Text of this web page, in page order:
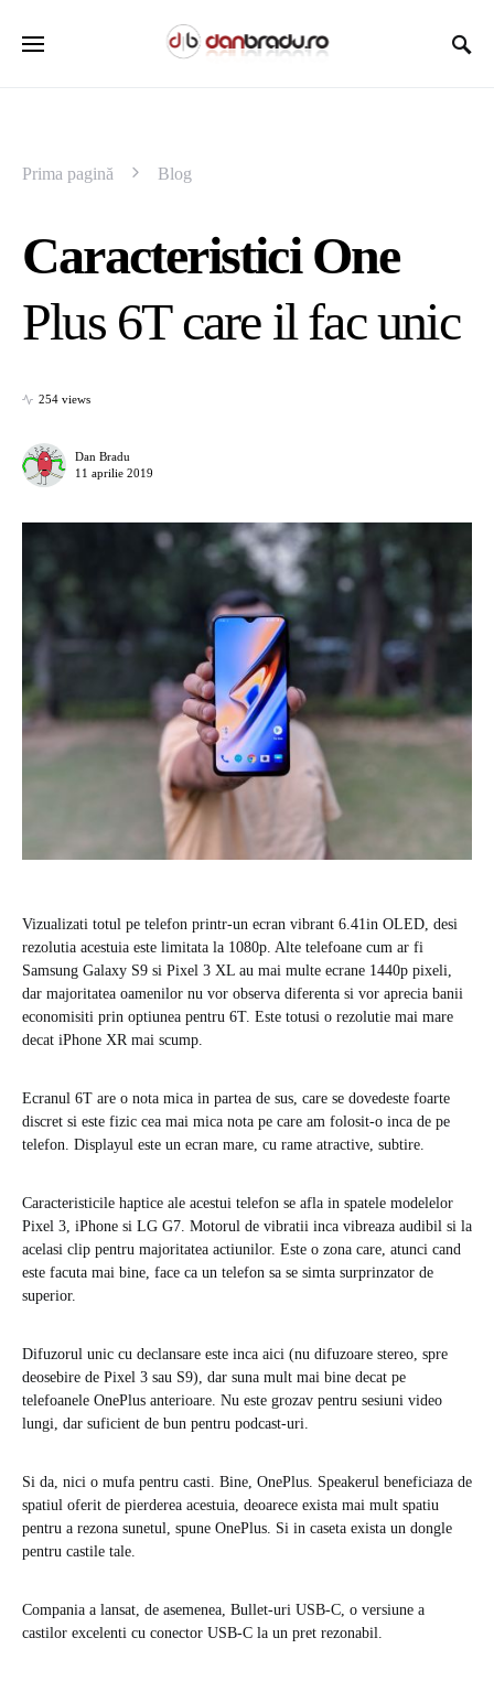
Prima pagină Blog
Caracteristici One
Plus 6T care il fac unic
254 views
Dan Bradu
11 aprilie 2019
Vizualizati totul pe telefon printr-un ecran vibrant 6.41in OLED, desi
rezolutia acestuia este limitata la 1080p. Alte telefoane cum ar fi
Samsung Galaxy S9 si Pixel 3 XL au mai multe ecrane 1440p pixeli,
dar majoritatea oamenilor nu vor observa diferenta si vor aprecia banii
economisiti prin optiunea pentru 6T. Este totusi o rezolutie mai mare
decat iPhone XR mai scump.
Ecranul 6T are o nota mica in partea de sus, care se dovedeste foarte
discret si este fizic cea mai mica nota pe care am folosit-o inca de pe
telefon. Displayul este un ecran mare, cu rame atractive, subtire.
Caracteristicile haptice ale acestui telefon se afla in spatele modelelor
Pixel 3, iPhone si LG G7. Motorul de vibratii inca vibreaza audibil si la
acelasi clip pentru majoritatea actiunilor. Este o zona care, atunci cand
este facuta mai bine, face ca un telefon sa se simta surprinzator de
superior.
Difuzorul unic cu declansare este inca aici (nu difuzoare stereo, spre
deosebire de Pixel 3 sau S9), dar suna mult mai bine decat pe
telefoanele OnePlus anterioare. Nu este grozav pentru sesiuni video
lungi, dar suficient de bun pentru podcast-uri.
Si da, nici o mufa pentru casti. Bine, OnePlus. Speakerul beneficiaza de
spatiul oferit de pierderea acestuia, deoarece exista mai mult spatiu
pentru a rezona sunetul, spune OnePlus. Si in caseta exista un dongle
pentru castile tale.
Compania a lansat, de asemenea, Bullet-uri USB-C, o versiune a
castilor excelenti cu conector USB-C la un pret rezonabil.